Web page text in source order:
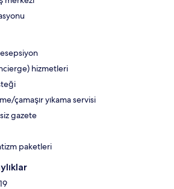
hizmetleri
çamaşır yıkama servisi
gazete
paketleri